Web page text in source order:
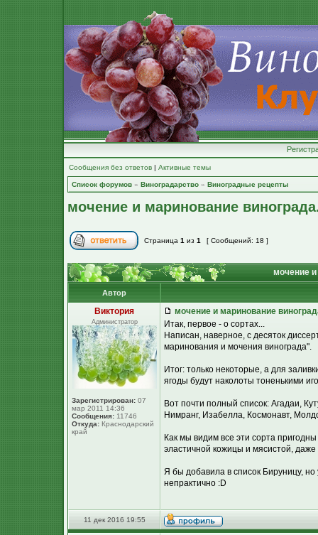
Сообщения без ответов | Активные темы
Список форумов » Виноградарство » Виноградные рецепты
мочение и маринование
Страница 1 из 1 [ Сообщений: 18 ]
мочение
Автор
Виктория
Администратор
Зарегистрирован: 07
мар 2011 14:36
Сообщения: 11746
Откуда: Краснодарский
край
мочение и маринование
Итак, первое - о сортах...
Написан, наверное, с десяток
маринования и мочения винограда".
Итог: только некоторые, а для
ягоды будут наколоты тоненькими
Вот почти полный список: Агадаи,
Нимранг, Изабелла, Космонавт,
Как мы видим все эти сорта
эластичной кожицы и мясистой, даже
Я бы добавила в список Бируницу, но
непрактично :D
11 дек 2016 19:55